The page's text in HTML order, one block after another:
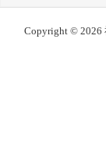
Copyright © 2026